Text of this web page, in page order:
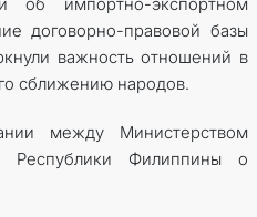
об импортно-экспортном
договорно-правовой базы
важность отношений в
сближению народов.
между Министерством
Республики Филиппины о